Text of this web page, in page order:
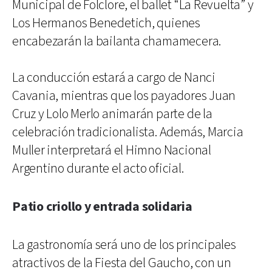
Municipal de Folclore, el ballet “La Revuelta” y
Los Hermanos Benedetich, quienes
encabezarán la bailanta chamamecera.
La conducción estará a cargo de Nanci
Cavania, mientras que los payadores Juan
Cruz y Lolo Merlo animarán parte de la
celebración tradicionalista. Además, Marcia
Muller interpretará el Himno Nacional
Argentino durante el acto oficial.
Patio criollo y entrada solidaria
La gastronomía será uno de los principales
atractivos de la Fiesta del Gaucho, con un